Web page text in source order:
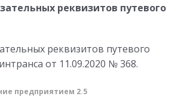
реквизитов путевого
реквизитов путевого
от 11.09.2020 № 368.
предприятием 2.5